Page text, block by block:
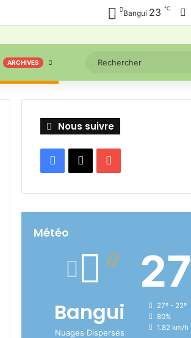
Bangui 23 ℃
ARCHIVES
Nous suivre
Facebook
X
Météo
Bangui
Nuages Dispersés
27
27º - 22º
80%
1.82 km/h